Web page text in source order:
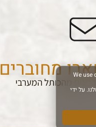
מחוברים
מהכותל המערבי